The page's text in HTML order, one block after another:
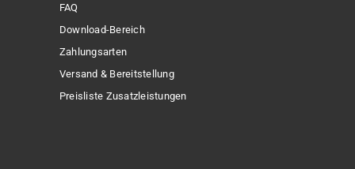
FAQ
Download-Bereich
Zahlungsarten
Versand & Bereitstellung
Preisliste Zusatzleistungen